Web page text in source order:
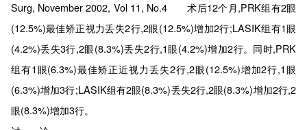
Surg, November 2002, Vol 11, No.4 术后12个月,PRK组有2眼
(12.5%)最佳矫正视力丢失2行,2眼(12.5%)增加2行;LASIK组有1眼
(4.2%)丢失3行,2眼(8.3%)丢失2行,1眼(4.2%)增加2行。同时,PRK
组有1眼(6.3%)最佳矫正近视力丢失2行,2眼(12.5%)增加2行,1眼
(6.3%)增加3行;LASIK组有2眼(8.3%)丢失2行,2眼(8.3%)增加2行,2
眼(8.3%)增加3行。